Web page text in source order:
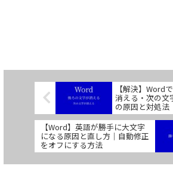
【解決】Word
消える・次の文
の原因と対処法
【Word】英語が勝手に大文字
になる原因と直し方｜自動修正
をオフにする方法